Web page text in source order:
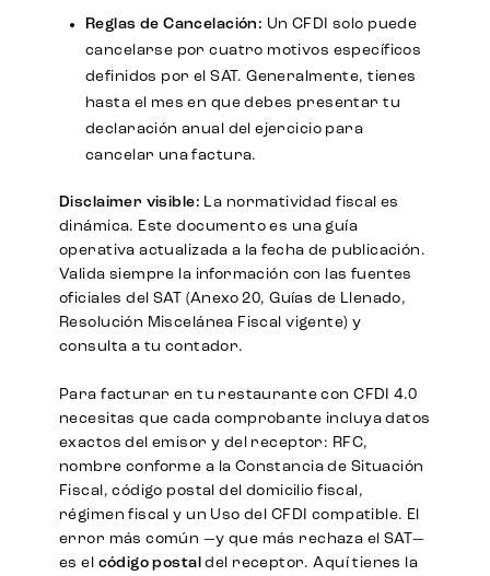
Reglas de Cancelación: Un CFDI solo puede
cancelarse por cuatro motivos específicos
definidos por el SAT. Generalmente, tienes
hasta el mes en que debes presentar tu
declaración anual del ejercicio para
cancelar una factura.
Disclaimer visible: La normatividad fiscal es
dinámica. Este documento es una guía
operativa actualizada a la fecha de publicación.
Valida siempre la información con las fuentes
oficiales del SAT (Anexo 20, Guías de Llenado,
Resolución Miscelánea Fiscal vigente) y
consulta a tu contador.
Para facturar en tu restaurante con CFDI 4.0
necesitas que cada comprobante incluya datos
exactos del emisor y del receptor: RFC,
nombre conforme a la Constancia de Situación
Fiscal, código postal del domicilio fiscal,
régimen fiscal y un Uso del CFDI compatible. El
error más común —y que más rechaza el SAT—
es el código postal del receptor. Aquí tienes la